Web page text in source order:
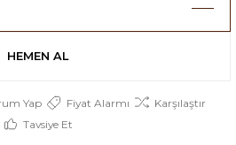
HEMEN AL
Yap Fiyat Alarmı
Karşılaştır
Tavsiye Et